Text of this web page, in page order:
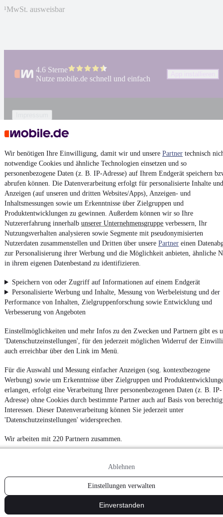
Wir benötigen Ihre Einwilligung, damit wir und unsere Partner technisch
notwendige Cookies und ähnliche Technologien einsetzen und so
personenbezogene Daten (z. B. IP-Adresse) auf Ihrem Endgerät speichern
abrufen können. Die Datenverarbeitung erfolgt für personalisierte Inhalte und
Anzeigen (auf unseren und dritten Websites/Apps), Anzeigen- und
Inhaltsmessungen sowie um Erkenntnisse über Zielgruppen und
Produktentwicklungen zu gewinnen. Außerdem können wir so Ihre
Nutzererfahrung innerhalb unserer Unternehmensgruppe verbessern, Ihr
Nutzungsverhalten analysieren sowie Segmente mit pseudonymisierten
Nutzerdaten zusammenstellen und Dritten über unsere Partner einen
zur Personalisierung ihrer Werbung und die Möglichkeit anbieten, ähnliche
in ihrem eigenen Datenbestand zu identifizieren.
Speichern von oder Zugriff auf Informationen auf einem Endgerät
Personalisierte Werbung und Inhalte, Messung von Werbeleistung und der
Performance von Inhalten, Zielgruppenforschung sowie Entwicklung und
Verbesserung von Angeboten
Einstellmöglichkeiten und mehr Infos zu den Zwecken und Partnern gibt es
'Datenschutzeinstellungen', für den jederzeit möglichen Widerruf der
auch erreichbar über den Link im Menü.
Für die Auswahl und Messung einfacher Anzeigen (sog. kontextbezogene
Werbung) sowie um Erkenntnisse über Zielgruppen und
erlangen, erfolgt eine Verarbeitung Ihrer personenbezogenen Daten (z. B. IP-
Adresse) ohne Cookies durch bestimmte Partner auch auf Basis von
Interessen. Dieser Datenverarbeitung können Sie jederzeit unter
'Datenschutzeinstellungen' widersprechen.
Wir arbeiten mit 220 Partnern zusammen.
Ablehnen
Einstellungen verwalten
Einverstanden
¹MwSt. ausweisbar
4.6 Sterne
Nutze mobile.de schnell und einfach
AGB
Datenschutz
Datenschutzeinstellungen
Erklärung zur Barrierefreiheit
Report Security Vulnerability (English)
Powered by
ObSkoda Gebrauchtwagen oder Skoda Leasing